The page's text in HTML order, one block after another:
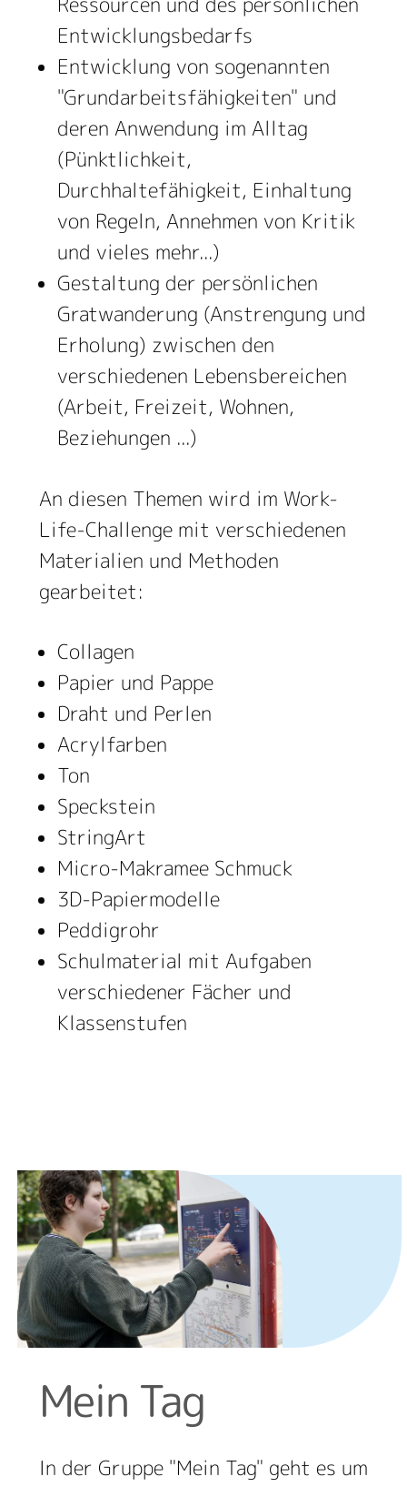
Entwicklungsbedarfs
Entwicklung von sogenannten
"Grundarbeitsfähigkeiten" und
deren Anwendung im Alltag
(Pünktlichkeit,
Durchhaltefähigkeit, Einhaltung
von Regeln, Annehmen von Kritik
und vieles mehr...)
Gestaltung der persönlichen
Gratwanderung (Anstrengung und
Erholung) zwischen den
verschiedenen Lebensbereichen
(Arbeit, Freizeit, Wohnen,
Beziehungen ...)
An diesen Themen wird im Work-
Life-Challenge mit verschiedenen
Materialien und Methoden
gearbeitet:
Collagen
Papier und Pappe
Draht und Perlen
Acrylfarben
Ton
Speckstein
StringArt
Micro-Makramee Schmuck
3D-Papiermodelle
Peddigrohr
Schulmaterial mit Aufgaben
verschiedener Fächer und
Klassenstufen
Mein Tag
In der Gruppe "Mein Tag" geht es um